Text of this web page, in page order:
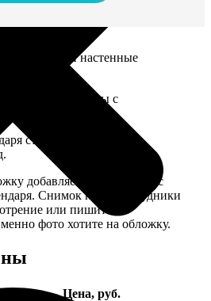
магнитные и настенные
обложка+листы с
стандартная, дизайн
добавляем фотографию с
Снимок наши сотрудники
или пишите в
фото хотите на обложку.
Цена, руб.